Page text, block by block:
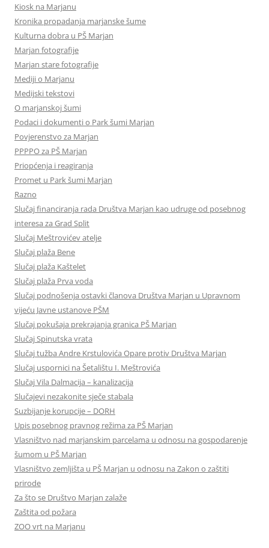
Kiosk na Marjanu
Kronika propadanja marjanske šume
Kulturna dobra u PŠ Marjan
Marjan fotografije
Marjan stare fotografije
Mediji o Marjanu
Medijski tekstovi
O marjanskoj šumi
Podaci i dokumenti o Park šumi Marjan
Povjerenstvo za Marjan
PPPPO za PŠ Marjan
Priopćenja i reagiranja
Promet u Park šumi Marjan
Razno
Slučaj financiranja rada Društva Marjan kao udruge od posebnog
interesa za Grad Split
Slučaj Meštrovićev atelje
Slučaj plaža Bene
Slučaj plaža Kaštelet
Slučaj plaža Prva voda
Slučaj podnošenja ostavki članova Društva Marjan u Upravnom
vijeću Javne ustanove PŠM
Slučaj pokušaja prekrajanja granica PŠ Marjan
Slučaj Spinutska vrata
Slučaj tužba Andre Krstulovića Opare protiv Društva Marjan
Slučaj uspornici na Šetalištu I. Meštrovića
Slučaj Vila Dalmacija – kanalizacija
Slučajevi nezakonite sječe stabala
Suzbijanje korupcije – DORH
Upis posebnog pravnog režima za PŠ Marjan
Vlasništvo nad marjanskim parcelama u odnosu na gospodarenje
šumom u PŠ Marjan
Vlasništvo zemljišta u PŠ Marjan u odnosu na Zakon o zaštiti
prirode
Za što se Društvo Marjan zalaže
Zaštita od požara
ZOO vrt na Marjanu